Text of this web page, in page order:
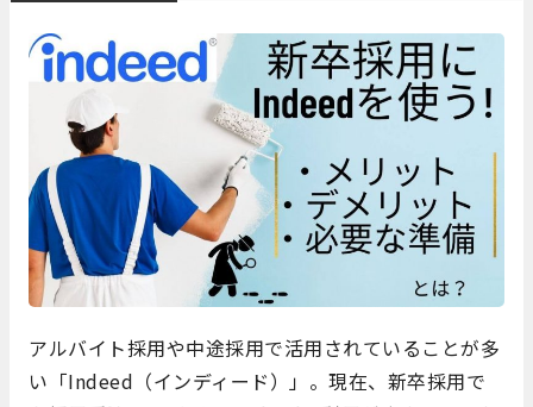
アルバイト採用や中途採用で活用されていることが多
い「Indeed（インディード）」。現在、新卒採用で